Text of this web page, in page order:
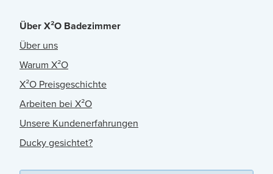
Über X²O Badezimmer
Über uns
Warum X²O
X²O Preisgeschichte
Arbeiten bei X²O
Unsere Kundenerfahrungen
Ducky gesichtet?